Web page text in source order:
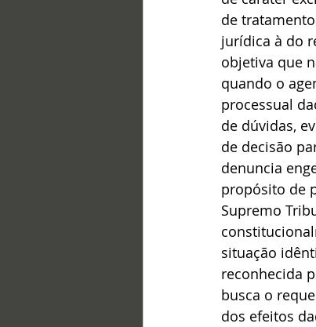
de
jurídica à do
objetiva que
quando o
processual
de dúvidas,
de decisão
denuncia
propósito de
Supremo
situação
reconhecida
busca o
dos efeitos